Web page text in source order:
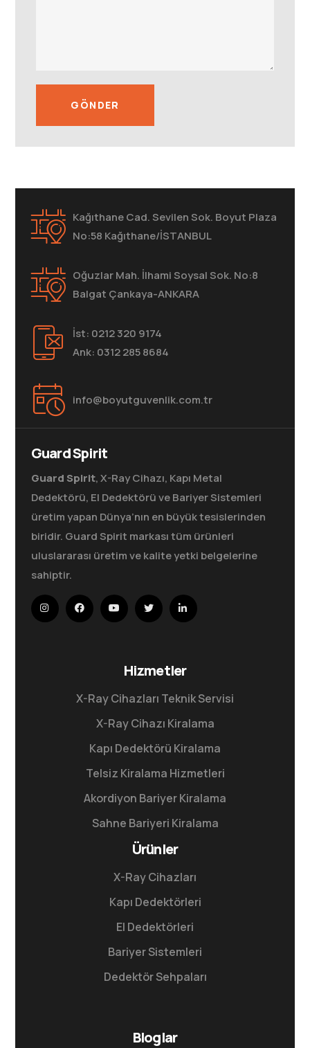
Kağıthane Cad. Sevilen Sok. Boyut Plaza
No:58 Kağıthane/İSTANBUL
Oğuzlar Mah. İlhami Soysal Sok. No:8
Balgat Çankaya-ANKARA
İst: 0212 320 9174
Ank: 0312 285 8684
info@boyutguvenlik.com.tr
Guard Spirit
Guard Spirit, X-Ray Cihazı, Kapı Metal
Dedektörü, El Dedektörü ve Bariyer Sistemleri
üretim yapan Dünya’nın en büyük tesislerinden
biridir. Guard Spirit markası tüm ürünleri
uluslararası üretim ve kalite yetki belgelerine
sahiptir.
Hizmetler
X-Ray Cihazları Teknik Servisi
X-Ray Cihazı Kiralama
Kapı Dedektörü Kiralama
Telsiz Kiralama Hizmetleri
Akordiyon Bariyer Kiralama
Sahne Bariyeri Kiralama
Ürünler
X-Ray Cihazları
Kapı Dedektörleri
El Dedektörleri
Bariyer Sistemleri
Dedektör Sehpaları
Bloglar